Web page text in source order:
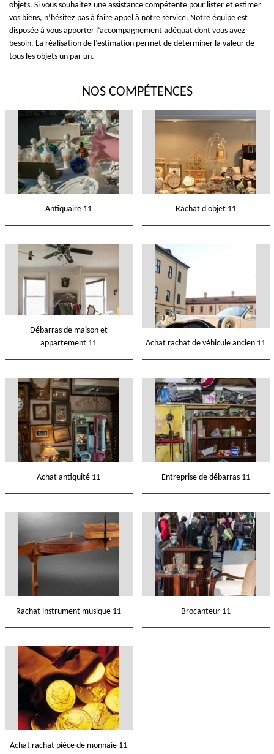
objets. Si vous souhaitez une assistance compétente pour lister et estimer
vos biens, n’hésitez pas à faire appel à notre service. Notre équipe est
disposée à vous apporter l’accompagnement adéquat dont vous avez
besoin. La réalisation de l’estimation permet de déterminer la valeur de
tous les objets un par un.
NOS COMPÉTENCES
Antiquaire 11 Rachat d'objet 11
Débarras de maison et
appartement 11
Achat rachat de véhicule ancien 11
Achat antiquité 11 Entreprise de débarras 11
Rachat instrument musique 11 Brocanteur 11
Achat rachat pièce de monnaie 11